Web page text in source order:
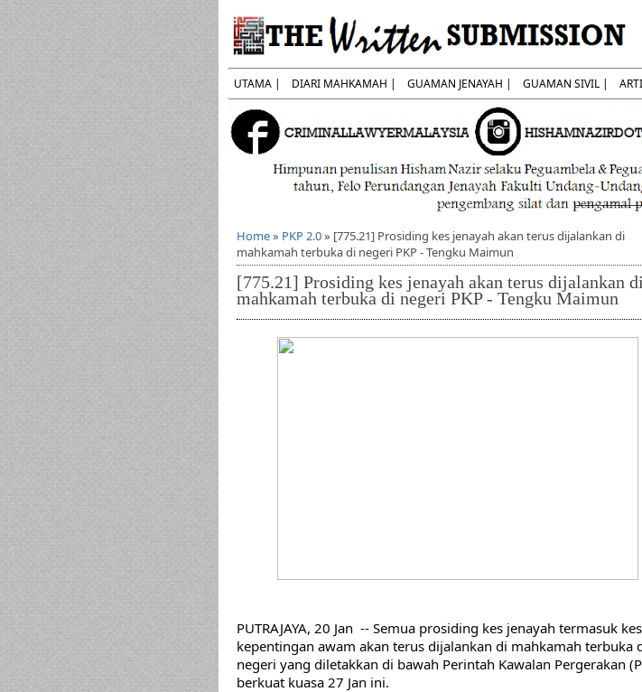
UTAMA | DIARI MAHKAMAH | GUAMAN JENAYAH | GUAMAN SIVIL |
Home» PKP 2.0» [775.21] Prosiding kes jenayah akan terus dijalankan di
mahkamah terbuka di negeri PKP - Tengku Maimun
[775.21] Prosiding kes jenayah akan terus dijalankan di
mahkamah terbuka di negeri PKP - Tengku Maimun
PUTRAJAYA, 20 Jan  -- Semua prosiding kes jenayah termasuk kes
kepentingan awam akan terus dijalankan di mahkamah terbuka
negeri yang diletakkan di bawah Perintah Kawalan Pergerakan
berkuat kuasa 27 Jan ini.